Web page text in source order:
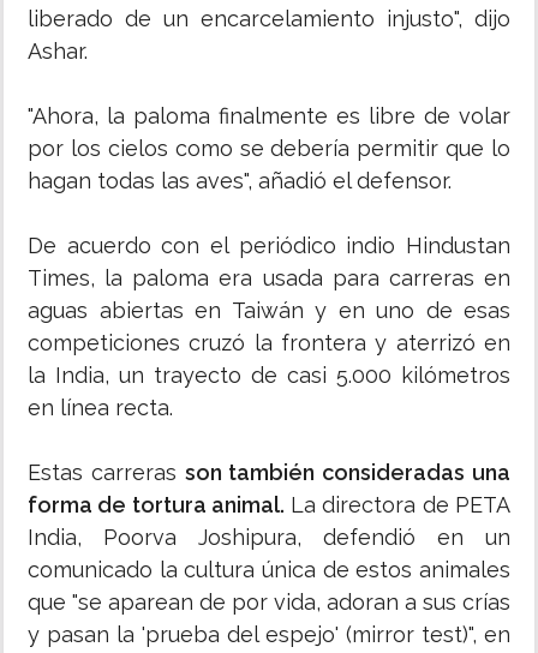
liberado de un encarcelamiento injusto", dijo
Ashar.
"Ahora, la paloma finalmente es libre de volar
por los cielos como se debería permitir que lo
hagan todas las aves", añadió el defensor.
De acuerdo con el periódico indio Hindustan
Times, la paloma era usada para carreras en
aguas abiertas en Taiwán y en uno de esas
competiciones cruzó la frontera y aterrizó en
la India, un trayecto de casi 5.000 kilómetros
en línea recta.
Estas carreras son también consideradas una
forma de tortura animal. La directora de PETA
India, Poorva Joshipura, defendió en un
comunicado la cultura única de estos animales
que "se aparean de por vida, adoran a sus crías
y pasan la 'prueba del espejo' (mirror test)", en